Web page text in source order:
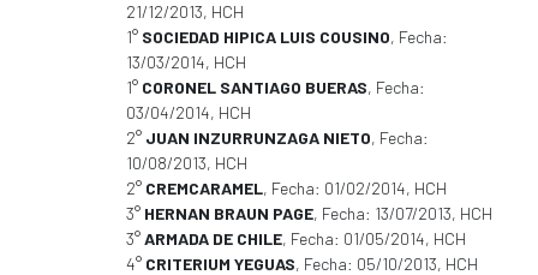
21/12/2013, HCH
1° SOCIEDAD HIPICA LUIS COUSINO, Fecha:
13/03/2014, HCH
1° CORONEL SANTIAGO BUERAS, Fecha:
03/04/2014, HCH
2° JUAN INZURRUNZAGA NIETO, Fecha:
10/08/2013, HCH
2° CREMCARAMEL, Fecha: 01/02/2014, HCH
3° HERNAN BRAUN PAGE, Fecha: 13/07/2013, HCH
3°ARMADA DE CHILE, Fecha: 01/05/2014, HCH
4° CRITERIUM YEGUAS, Fecha: 05/10/2013, HCH